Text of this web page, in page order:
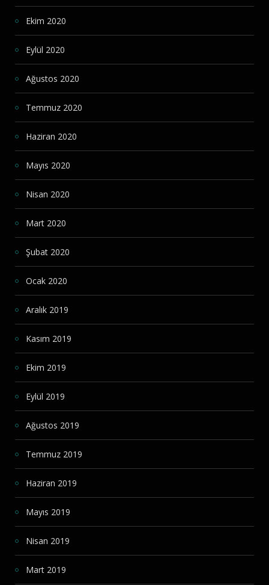
Ekim 2020
Eylül 2020
Ağustos 2020
Temmuz 2020
Haziran 2020
Mayıs 2020
Nisan 2020
Mart 2020
Şubat 2020
Ocak 2020
Aralık 2019
Kasım 2019
Ekim 2019
Eylül 2019
Ağustos 2019
Temmuz 2019
Haziran 2019
Mayıs 2019
Nisan 2019
Mart 2019